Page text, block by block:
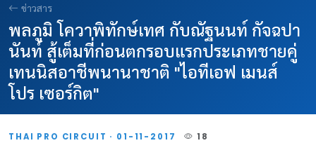
ข่าวสาร
พลภูมิ โควาพิทักษ์เทศ กับณัฐนนท์ กัจฉปา
นันท์ สู้เต็มที่ก่อนตกรอบแรกประเภทชายคู่
เทนนิสอาชีพนานาชาติ "ไอทีเอฟ เมนส์
โปร เซอร์กิต"
THAI PRO CIRCUIT · 01-11-2017 18